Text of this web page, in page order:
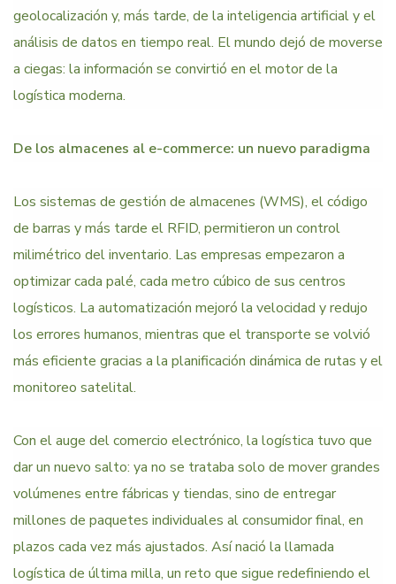
geolocalización y, más tarde, de la inteligencia artificial y el
análisis de datos en tiempo real. El mundo dejó de moverse
a ciegas: la información se convirtió en el motor de la
logística moderna.
De los almacenes al e-commerce: un nuevo paradigma
Los sistemas de gestión de almacenes (WMS), el código
de barras y más tarde el RFID, permitieron un control
milimétrico del inventario. Las empresas empezaron a
optimizar cada palé, cada metro cúbico de sus centros
logísticos. La automatización mejoró la velocidad y redujo
los errores humanos, mientras que el transporte se volvió
más eficiente gracias a la planificación dinámica de rutas y el
monitoreo satelital.
Con el auge del comercio electrónico, la logística tuvo que
dar un nuevo salto: ya no se trataba solo de mover grandes
volúmenes entre fábricas y tiendas, sino de entregar
millones de paquetes individuales al consumidor final, en
plazos cada vez más ajustados. Así nació la llamada
logística de última milla, un reto que sigue redefiniendo el